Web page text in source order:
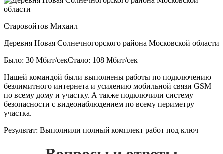
Старовойтов Михаил
Деревня Новая Солнечногорского района Московской области
Было: 30 Мбит/секСтало: 108 Мбит/сек
Нашей командой были выполнены работы по подключению
безлимитного интернета и усилению мобильной связи GSM
по всему дому и участку. А также подключили систему
безопасности с видеонаблюдением по всему периметру
участка.
Результат: Выполнили полный комплект работ под ключ